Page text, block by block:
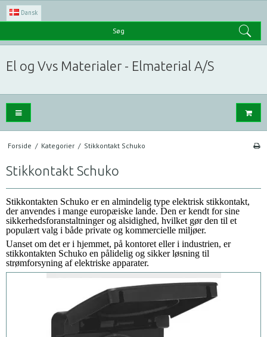
Dansk
Søg
El og Vvs Materialer - Elmaterial A/S
Forside / Kategorier / Stikkontakt Schuko
Stikkontakt Schuko
Stikkontakten Schuko er en almindelig type elektrisk stikkontakt,
der anvendes i mange europæiske lande. Den er kendt for sine
sikkerhedsforanstaltninger og alsidighed, hvilket gør den til et
populært valg i både private og kommercielle miljøer.
Uanset om det er i hjemmet, på kontoret eller i industrien, er
stikkontakten Schuko en pålidelig og sikker løsning til
strømforsyning af elektriske apparater.